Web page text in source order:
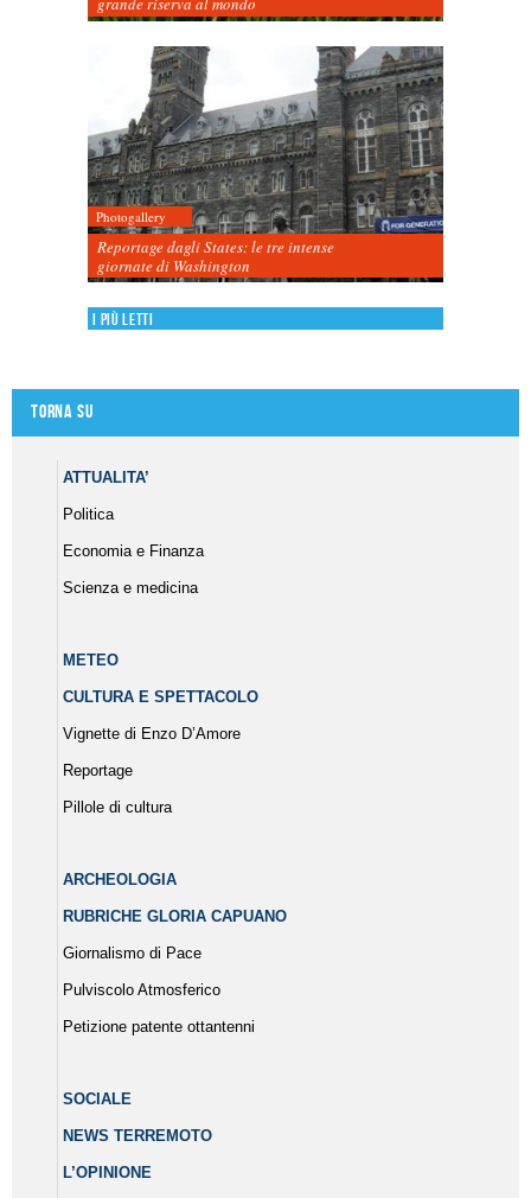
Photogallery
Reportage dagli States: le tre intense
giornate di Washington
I più letti
Torna su
ATTUALITA’
Politica
Economia e Finanza
Scienza e medicina
METEO
CULTURA E SPETTACOLO
Vignette di Enzo D’Amore
Reportage
Pillole di cultura
ARCHEOLOGIA
RUBRICHE GLORIA CAPUANO
Giornalismo di Pace
Pulviscolo Atmosferico
Petizione patente ottantenni
SOCIALE
NEWS TERREMOTO
L’OPINIONE